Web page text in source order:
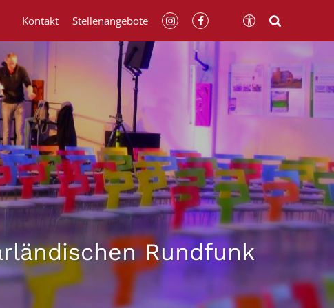
Rundfunk
Kontakt Stellenangebote